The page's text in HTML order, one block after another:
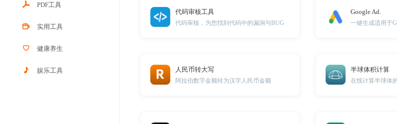
PDF工具
实用工具
健康养生
娱乐工具
代码审核工具
代码审核，为您找到代码中的漏洞与BUG
Google Ad.
一键生成适用于
人民币转大写
阿拉伯数字金额转为汉字人民币金额
半球体积计算
在线计算半球体